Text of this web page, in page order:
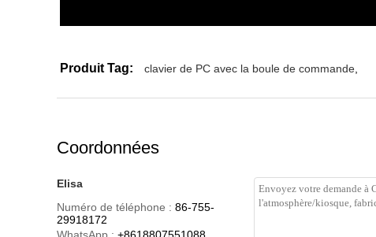
Produit Tag: clavier de PC avec la boule de commande
Coordonnées
Elisa
Numéro de téléphone : 86-755-
29918172
WhatsApp : +8618807551088